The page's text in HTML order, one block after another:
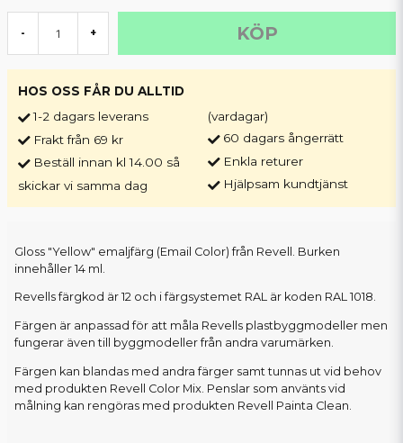
- + KÖP
HOS OSS FÅR DU ALLTID
1-2 dagars leverans
Frakt från 69 kr
Beställ innan kl 14.00 så
skickar vi samma dag
(vardagar)
60 dagars ångerrätt
Enkla returer
Hjälpsam kundtjänst
Gloss "Yellow" emaljfärg (Email Color) från Revell. Burken
innehåller 14 ml.
Revells färgkod är 12 och i färgsystemet RAL är koden RAL 1018.
Färgen är anpassad för att måla Revells plastbyggmodeller men
fungerar även till byggmodeller från andra varumärken.
Färgen kan blandas med andra färger samt tunnas ut vid behov
med produkten Revell Color Mix. Penslar som använts vid
målning kan rengöras med produkten Revell Painta Clean.